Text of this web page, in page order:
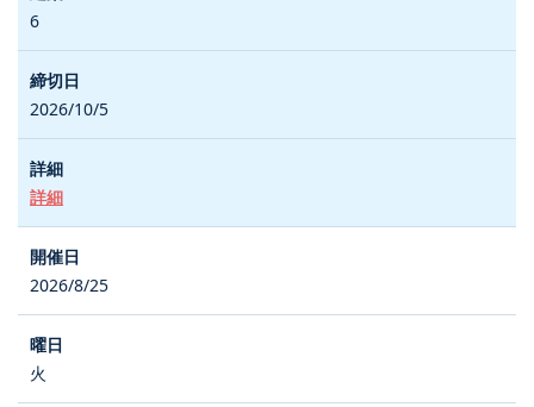
6
2026/10/5
詳細
2026/8/25
火